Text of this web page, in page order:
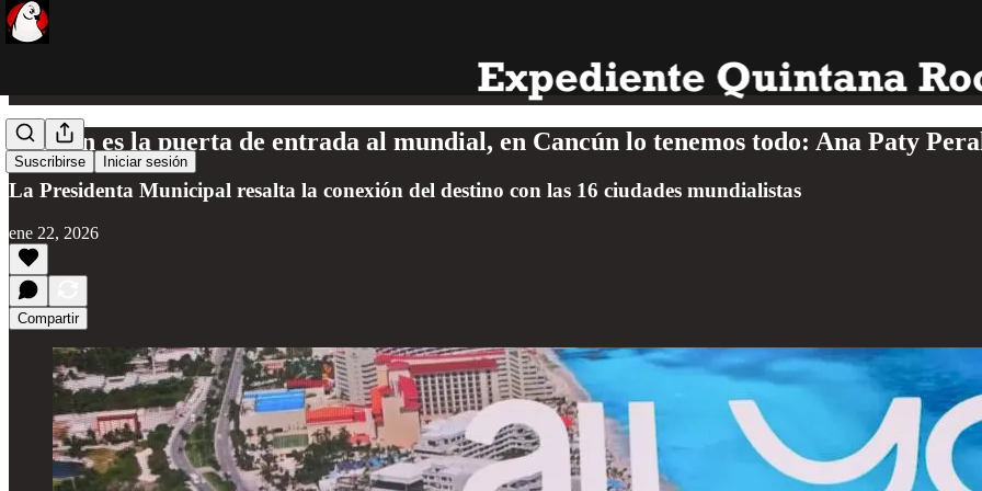
Suscribirse Iniciar sesión
Cancún es la puerta de entrada al mundial, en Cancún lo tenemos todo: Ana Paty
La Presidenta Municipal resalta la conexión del destino con las 16 ciudades mundialistas
ene 22, 2026
Compartir